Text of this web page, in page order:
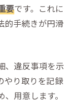
要です。これに
的手続きが円滑
、違反事項を示
やり取りを記録
用意します。